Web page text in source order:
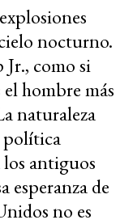
nocturno.
como si
hombre más
naturaleza
política
antiguos
esperanza de
no es